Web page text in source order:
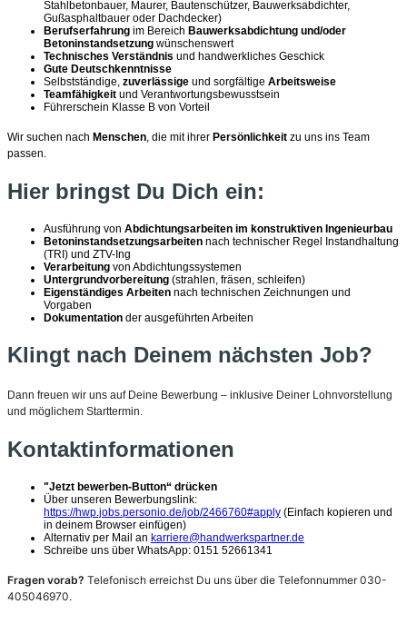
Stahlbetonbauer, Maurer, Bautenschützer, Bauwerksabdichter,
Gußasphaltbauer oder Dachdecker)
Berufserfahrung im Bereich Bauwerksabdichtung und/oder
Betoninstandsetzung wünschenswert
Technisches Verständnis und handwerkliches Geschick
Gute Deutschkenntnisse
Selbstständige, zuverlässige und sorgfältige Arbeitsweise
Teamfähigkeit und Verantwortungsbewusstsein
Führerschein Klasse B von Vorteil
Wir suchen nach Menschen, die mit ihrer Persönlichkeit zu uns ins Team
passen.
Hier bringst Du Dich ein:
Ausführung von Abdichtungsarbeiten im konstruktiven Ingenieurbau
Betoninstandsetzungsarbeiten nach technischer Regel Instandhaltung
(TRI) und ZTV-Ing
Verarbeitung von Abdichtungssystemen
Untergrundvorbereitung (strahlen, fräsen, schleifen)
Eigenständiges Arbeiten nach technischen Zeichnungen und
Vorgaben
Dokumentation der ausgeführten Arbeiten
Klingt nach Deinem nächsten Job?
Dann freuen wir uns auf Deine Bewerbung – inklusive Deiner Lohnvorstellung
und möglichem Starttermin.
Kontaktinformationen
"Jetzt bewerben-Button“ drücken
Über unseren Bewerbungslink:
https://hwp.jobs.personio.de/job/2466760#apply (Einfach kopieren und
in deinem Browser einfügen)
Alternativ per Mail an karriere@handwerkspartner.de
Schreibe uns über WhatsApp: 0151 52661341
Fragen vorab? Telefonisch erreichst Du uns über die Telefonnummer 030-
405046970.